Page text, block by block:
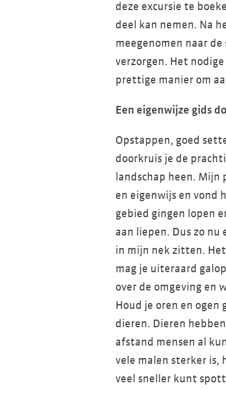
deze excursie te
deel kan nemen. Na
meegenomen naar
verzorgen. Het
prettige manier om
Een eigenwijze gids
Opstappen, goed
doorkruis je de
landschap heen.
en eigenwijs en vond
gebied gingen lopen
aan liepen. Dus zo nu
in mijn nek zitten.
mag je uiteraard
over de omgeving en
Houd je oren en
dieren. Dieren
afstand mensen al
vele malen sterker is,
veel sneller kunt